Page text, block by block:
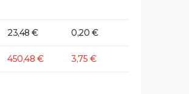
23,48 € 0,20 €
450,48 € 3,75 €